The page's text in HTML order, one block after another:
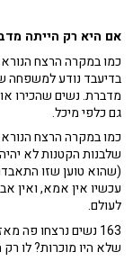
אם היא רק הייתה
כמו במקרה הרצח
בדיעבד נודע למשפחה
מדברת. נשים שהכירו
גם כלפי מיכל.
כמו במקרה הרצח
שלבנות הקטנות לא
(שהוא טוען שזו
עכשיו אין אמא, ואין
לעולם.
שלא היו מוכרות? לו רק